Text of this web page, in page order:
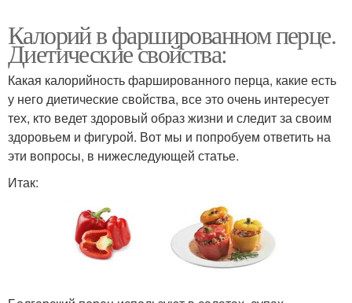
Калорий в фаршированном перце.
Диетические свойства:
Какая калорийность фаршированного перца, какие есть
у него диетические свойства, все это очень интересует
тех, кто ведет здоровый образ жизни и следит за своим
здоровьем и фигурой. Вот мы и попробуем ответить на
эти вопросы, в нижеследующей статье.
Итак: